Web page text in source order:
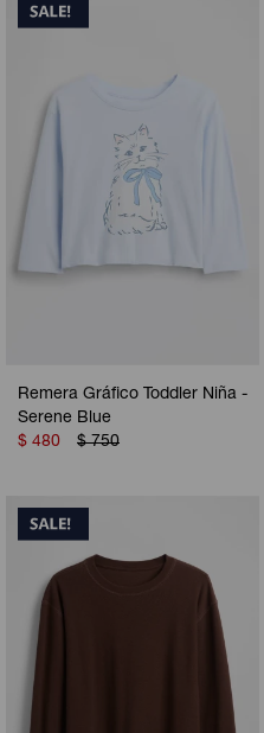
Remera Gráfico Toddler Niña -
Serene Blue
$ 480 $ 750